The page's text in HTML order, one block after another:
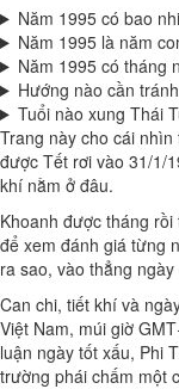
Năm 1995 có bao
Năm 1995 là năm
Năm 1995 có tháng
Hướng nào cần
Tuổi nào xung Thái
Trang này cho cái
được Tết rơi vào 31/1/
khí nằm ở đâu.
Khoanh được tháng rồi
để xem đánh giá từng
ra sao, vào thẳng
Can chi, tiết khí và
Việt Nam, múi giờ
luận ngày tốt xấu, Phi
trường phái chấm một